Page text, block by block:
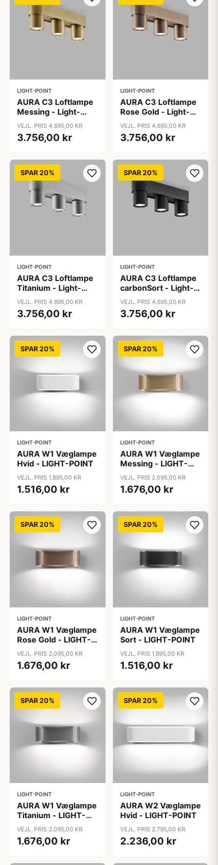
LIGHT-POINT
AURA C3 Loftlampe
Messing - Light-
Point
VEJL. PRIS 4.695,00 KR
3.756,00 kr
LIGHT-POINT
AURA C3 Loftlampe
Rose Gold - Light-
Point
VEJL. PRIS 4.695,00 KR
3.756,00 kr
SPAR 20%
LIGHT-POINT
AURA C3 Loftlampe
Titanium - Light-
Point
VEJL. PRIS 4.695,00 KR
3.756,00 kr
SPAR 20%
LIGHT-POINT
AURA C3 Loftlampe
carbonSort - Light-
Point
VEJL. PRIS 4.695,00 KR
3.756,00 kr
SPAR 20%
LIGHT-POINT
AURA W1 Væglampe
Hvid - LIGHT-POINT
VEJL. PRIS 1.895,00 KR
1.516,00 kr
SPAR 20%
LIGHT-POINT
AURA W1 Væglampe
Messing - LIGHT-
POINT
VEJL. PRIS 2.095,00 KR
1.676,00 kr
SPAR 20%
LIGHT-POINT
AURA W1 Væglampe
Rose Gold - LIGHT-
POINT
VEJL. PRIS 2.095,00 KR
1.676,00 kr
SPAR 20%
LIGHT-POINT
AURA W1 Væglampe
Sort - LIGHT-POINT
VEJL. PRIS 1.895,00 KR
1.516,00 kr
SPAR 20%
LIGHT-POINT
AURA W1 Væglampe
Titanium - LIGHT-
POINT
VEJL. PRIS 2.095,00 KR
1.676,00 kr
SPAR 20%
LIGHT-POINT
AURA W2 Væglampe
Hvid - LIGHT-POINT
VEJL. PRIS 2.795,00 KR
2.236,00 kr